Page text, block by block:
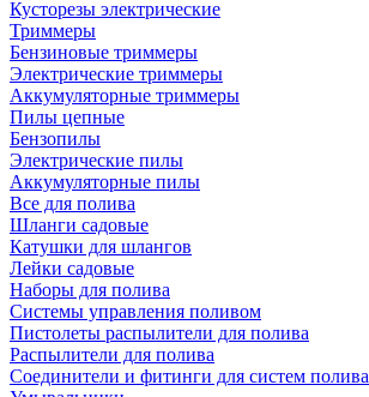
Кусторезы электрические
Триммеры
Бензиновые триммеры
Электрические триммеры
Аккумуляторные триммеры
Пилы цепные
Бензопилы
Электрические пилы
Аккумуляторные пилы
Все для полива
Шланги садовые
Катушки для шлангов
Лейки садовые
Наборы для полива
Системы управления поливом
Пистолеты распылители для полива
Распылители для полива
Соединители и фитинги для систем полива